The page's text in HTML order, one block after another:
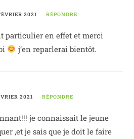
2021 RÉPONDRE
particulier en effet et merci
j’en reparlerai bientôt.
2021 RÉPONDRE
je connaissait le jeune
,et je sais que je doit le faire